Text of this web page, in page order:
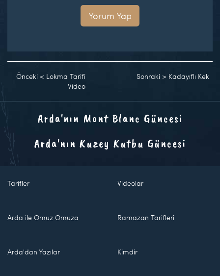
Yorum Yap
Önceki < Lokma Tarifi
Video
Sonraki > Kadayıflı Kek
Arda'nın Mont Blanc Güncesi
Arda'nın Kuzey Kutbu Güncesi
Tarifler Videolar
Arda ile Omuz Omuza Ramazan Tarifleri
Arda'dan Yazılar Kimdir